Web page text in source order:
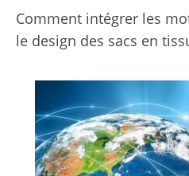
Comment intégrer les
le design des sacs en